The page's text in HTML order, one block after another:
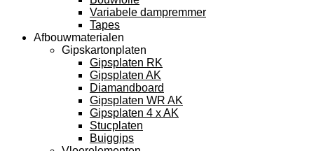
Variabele dampremmer
Tapes
Afbouwmaterialen
Gipskartonplaten
Gipsplaten RK
Gipsplaten AK
Diamandboard
Gipsplaten WR AK
Gipsplaten 4 x AK
Stucplaten
Buiggips